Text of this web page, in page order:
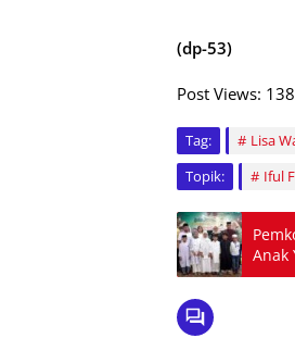
(dp-53)
Post Views: 138
Tag: Lisa
Topik:
Iful
Anak